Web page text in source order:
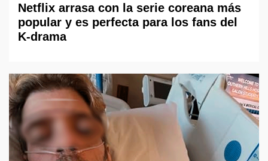
Netflix arrasa con la serie coreana más
popular y es perfecta para los fans del
K-drama